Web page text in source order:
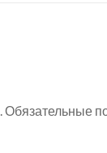
Обязательные